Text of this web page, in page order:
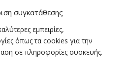
συγκατάθεσης
εμπειρίες,
όπως τα cookies για την
σε πληροφορίες συσκευής.